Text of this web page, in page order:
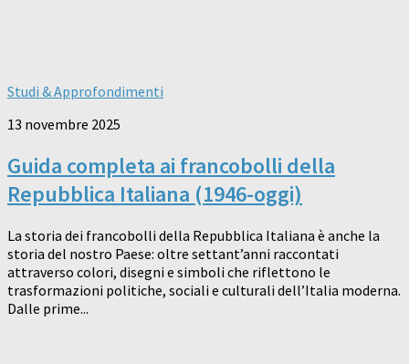
Studi & Approfondimenti
13 novembre 2025
Guida completa ai francobolli della
Repubblica Italiana (1946-oggi)
La storia dei francobolli della Repubblica Italiana è anche la
storia del nostro Paese: oltre settant’anni raccontati
attraverso colori, disegni e simboli che riflettono le
trasformazioni politiche, sociali e culturali dell’Italia moderna.
Dalle prime...